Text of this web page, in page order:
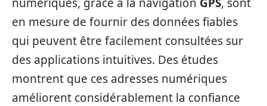
en mesure de fournir des données fiables
qui peuvent être facilement consultées sur
des applications intuitives. Des études
montrent que ces adresses numériques
améliorent considérablement la confiance